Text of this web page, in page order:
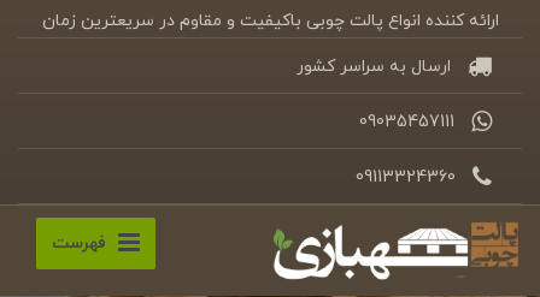
ارائه کننده انواع پالت چوبی باکیفیت و مقاوم در سریعترین زمان
ارسال به سراسر کشور
09035457111
09113324360
فهرست